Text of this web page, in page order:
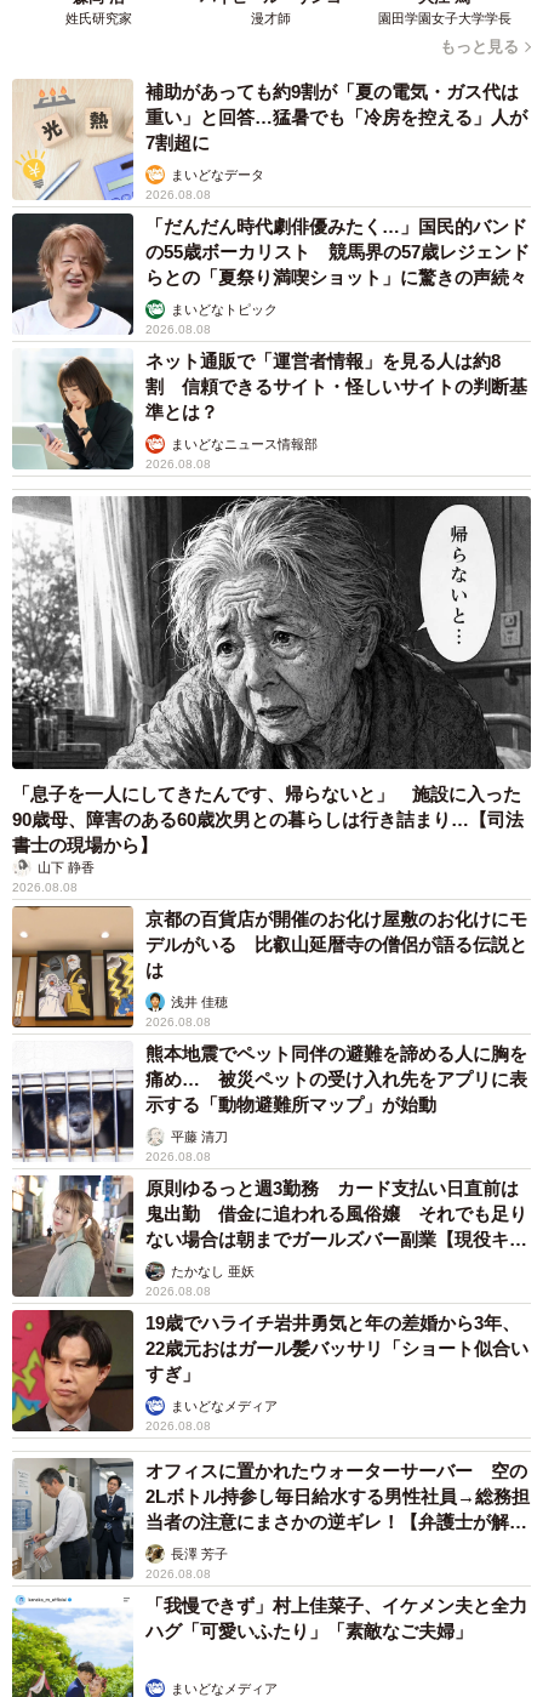
姓氏研究家 漫才師 園田学園女子大学学長
もっと見る
補助があっても約9割が「夏の電気・ガス代は
重い」と回答…猛暑でも「冷房を控える」人が
7割超に
まいどなデータ
2026.08.08
「だんだん時代劇俳優みたく…」国民的バンド
の55歳ボーカリスト 競馬界の57歳レジェンド
らとの「夏祭り満喫ショット」に驚きの声続々
まいどなトピック
2026.08.08
ネット通販で「運営者情報」を見る人は約8
割 信頼できるサイト・怪しいサイトの判断基
準とは？
まいどなニュース情報部
2026.08.08
「息子を一人にしてきたんです、帰らないと」 施設に入った
90歳母、障害のある60歳次男との暮らしは行き詰まり…【司法
書士の現場から】
山下 静香
2026.08.08
京都の百貨店が開催のお化け屋敷のお化けにモ
デルがいる 比叡山延暦寺の僧侶が語る伝説と
は
浅井 佳穂
2026.08.08
熊本地震でペット同伴の避難を諦める人に胸を
痛め… 被災ペットの受け入れ先をアプリに表
示する「動物避難所マップ」が始動
平藤 清刀
2026.08.08
原則ゆるっと週3勤務 カード支払い日直前は
鬼出勤 借金に追われる風俗嬢 それでも足り
ない場合は朝までガールズバー副業【現役キャ
ストに取材】
たかなし 亜妖
2026.08.08
19歳でハライチ岩井勇気と年の差婚から3年、
22歳元おはガール髪バッサリ「ショート似合い
すぎ」
まいどなメディア
2026.08.08
オフィスに置かれたウォーターサーバー 空の
2Lボトル持参し毎日給水する男性社員→総務担
当者の注意にまさかの逆ギレ！【弁護士が解
説】長澤 芳子
2026.08.08
「我慢できず」村上佳菜子、イケメン夫と全力
ハグ「可愛いふたり」「素敵なご夫婦」
まいどなメディア